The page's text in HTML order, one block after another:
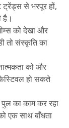
ट्रेंड्स से भरपूर हों,
है।
को देखा और
तो संस्कृति का
को और
हो सकते
का काम कर रहा
एक साथ बाँधता